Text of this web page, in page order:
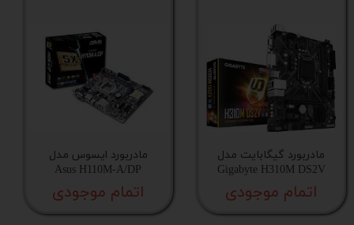
مادربورد گیگابایت مدل
Gigabyte H310M DS2V
اتمام موجودی
مادربورد ایسوس مدل
Asus H110M-A/DP
اتمام موجودی